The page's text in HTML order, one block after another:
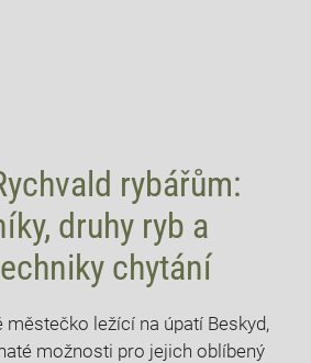
rybářům:
druhy ryb a
chytání
městečko ležící na úpatí ‌Beskyd,
možnosti pro jejich oblíbený